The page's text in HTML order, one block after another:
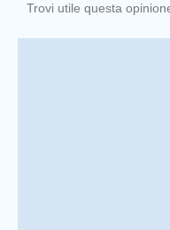
Trovi utile questa